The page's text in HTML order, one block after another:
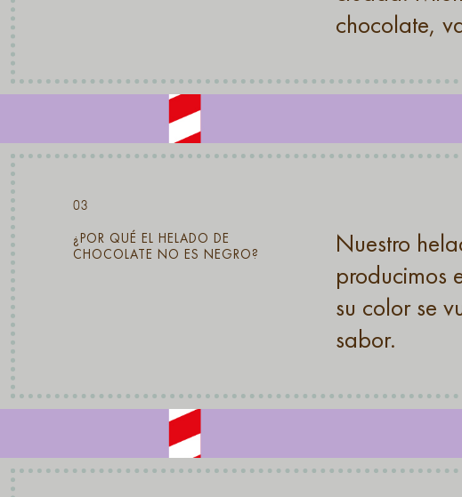
chocolate,
03
¿POR QUÉ EL HELADO DE
CHOCOLATE NO ES NEGRO?
Nuestro
producimos
su color se
sabor.